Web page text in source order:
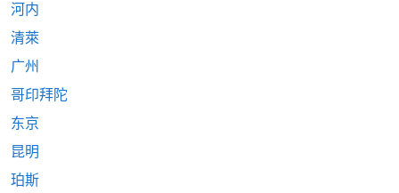
河内
清萊
广州
哥印拜陀
东京
昆明
珀斯